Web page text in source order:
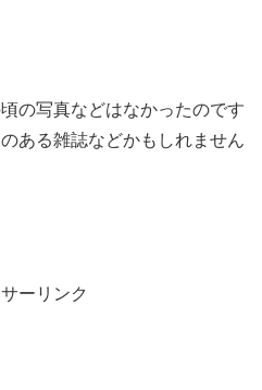
の写真などはなかったのです
ある雑誌などかもしれません
ーリンク